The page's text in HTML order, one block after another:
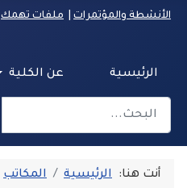
الأنشطة والمؤتمرات ملفات تهمك
الرئيسية عن الكلية
أنت هنا: الرئيسية المكاتب